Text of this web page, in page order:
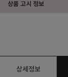
상품 고시 정보
상세정보